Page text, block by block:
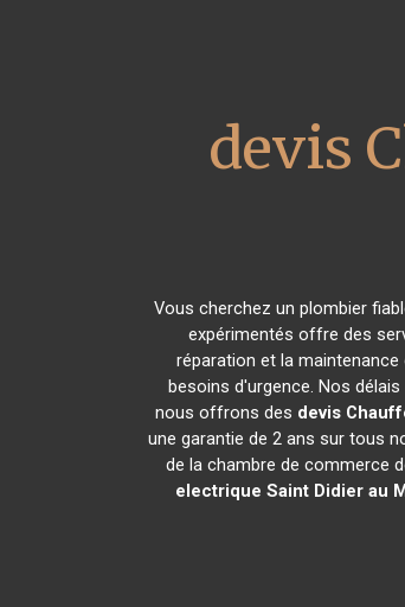
devis
Vous cherchez un plombier
expérimentés offre des
réparation et la
besoins d'urgence. Nos
nous offrons des devis
une garantie de 2 ans sur tous
de la chambre de commerce
electrique Saint Didier au